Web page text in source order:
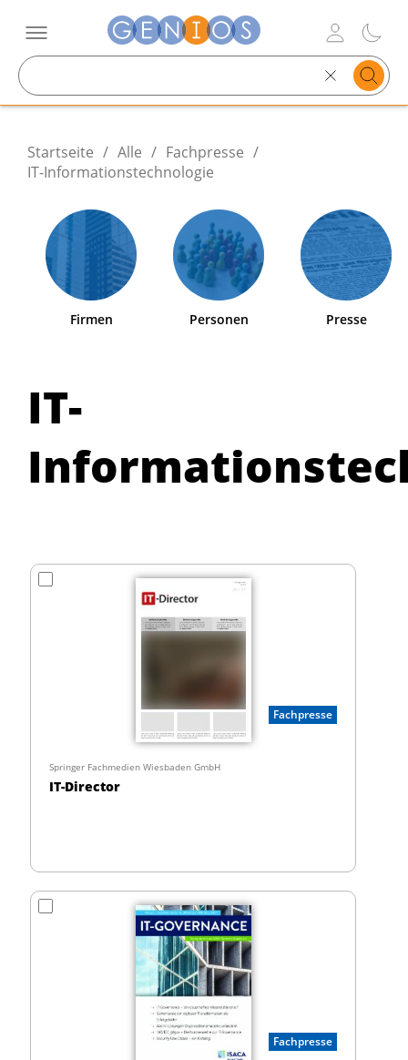
text
Startseite / Alle / Fachpresse /
IT-Informationstechnologie
Firmen Personen Presse
IT-
Fachpresse
Springer Fachmedien Wiesbaden GmbH
IT-Director
Fachpresse